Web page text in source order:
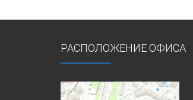
РАСПОЛОЖЕНИЕ ОФИСА